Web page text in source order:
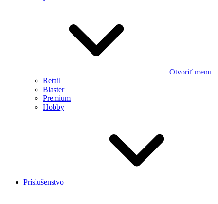
Otvoriť menu
Retail
Blaster
Premium
Hobby
Príslušenstvo